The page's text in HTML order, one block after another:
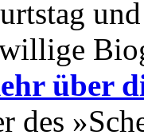
über
des